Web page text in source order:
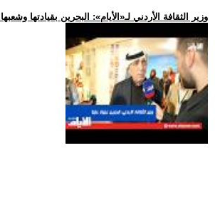
.. وزير الثقافة الأردني لـ«الأيام»: البحرين بقيادتها